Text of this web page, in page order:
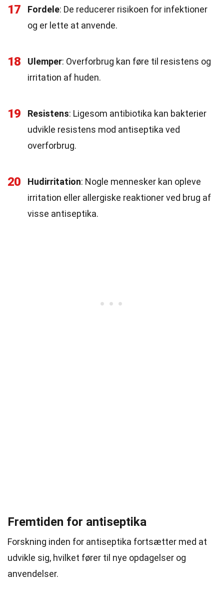
17 Fordele: De reducerer risikoen for infektioner
og er lette at anvende.
18 Ulemper: Overforbrug kan føre til resistens og
irritation af huden.
19 Resistens: Ligesom antibiotika kan bakterier
udvikle resistens mod antiseptika ved
overforbrug.
20 Hudirritation: Nogle mennesker kan opleve
irritation eller allergiske reaktioner ved brug af
visse antiseptika.
Fremtiden for antiseptika
Forskning inden for antiseptika fortsætter med at
udvikle sig, hvilket fører til nye opdagelser og
anvendelser.